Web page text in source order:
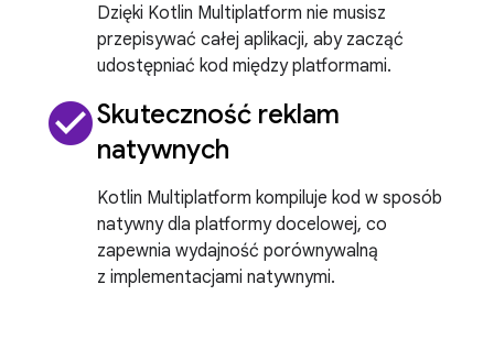
Dzięki Kotlin Multiplatform nie musisz
przepisywać całej aplikacji, aby zacząć
udostępniać kod między platformami.
check_circleSkuteczność reklam
natywnych
Kotlin Multiplatform kompiluje kod w sposób
natywny dla platformy docelowej, co
zapewnia wydajność porównywalną
z implementacjami natywnymi.